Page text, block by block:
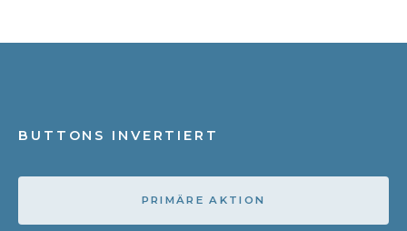
BUTTONS INVERTIERT
PRIMÄRE AKTION